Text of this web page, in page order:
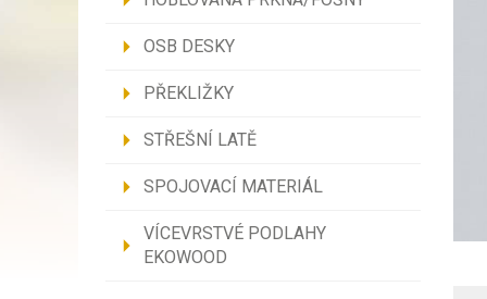
OSB DESKY
PŘEKLIŽKY
STŘEŠNÍ LATĚ
SPOJOVACÍ MATERIÁL
VÍCEVRSTVÉ PODLAHY
EKOWOOD